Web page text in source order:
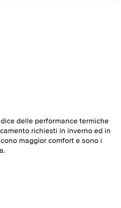
delle performance termiche
richiesti in inverno ed in
maggior comfort e sono i